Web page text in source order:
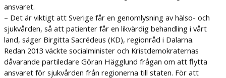
ansvaret.
– Det är viktigt att Sverige får en genomlysning av hälso- och
sjukvården, så att patienter får en likvärdig behandling i vårt
land, säger Birgitta Sacrédeus (KD), regionråd i Dalarna.
Redan 2013 väckte socialminister och Kristdemokraternas
dåvarande partiledare Göran Hägglund frågan om att flytta
ansvaret för sjukvården från regionerna till staten. För att